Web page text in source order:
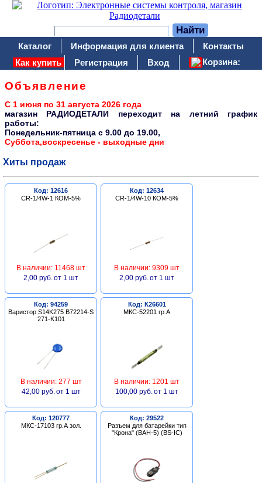
Каталог Информация для клиента
Контакты
Как купить
Регистрация Вход Корзина:
Объявление
С 1 июня по 31 августа 2026 года
магазин РАДИОДЕТАЛИ переходит на летний график
работы:
Понедельник-пятница c 9.00 до 19.00,
Суббота,воскресенье - выходные дни
Хиты продаж
Код: 12616
CR-1/4W-1 КОМ-5%
В наличии: 11468 шт
2,00 руб. от 1 шт
Код: 12634
CR-1/4W-10 КОМ-5%
В наличии: 9309 шт
2,00 руб. от 1 шт
Код: 94259
Варистор S14K275 B72214-S
271-K101
В наличии: 277 шт
42,00 руб. от 1 шт
Код: К26601
МКС-52201 гр.А
В наличии: 1201 шт
100,00 руб. от 1 шт
Код: 120777
МКС-17103 гр.А зол.
Код: 29522
Разъем для батарейки тип
"Крона" (BAH-5) (BS-IC)